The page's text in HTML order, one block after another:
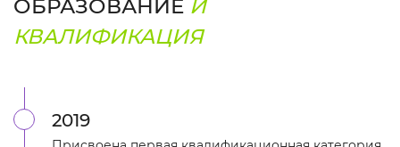
ОБРАЗОВАНИЕ И
КВАЛИФИКАЦИЯ
2019